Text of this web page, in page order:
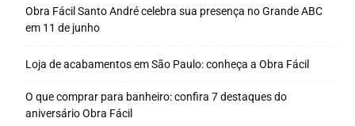
Obra Fácil Santo André celebra sua presença no Grande ABC
em 11 de junho
Loja de acabamentos em São Paulo: conheça a Obra Fácil
O que comprar para banheiro: confira 7 destaques do
aniversário Obra Fácil